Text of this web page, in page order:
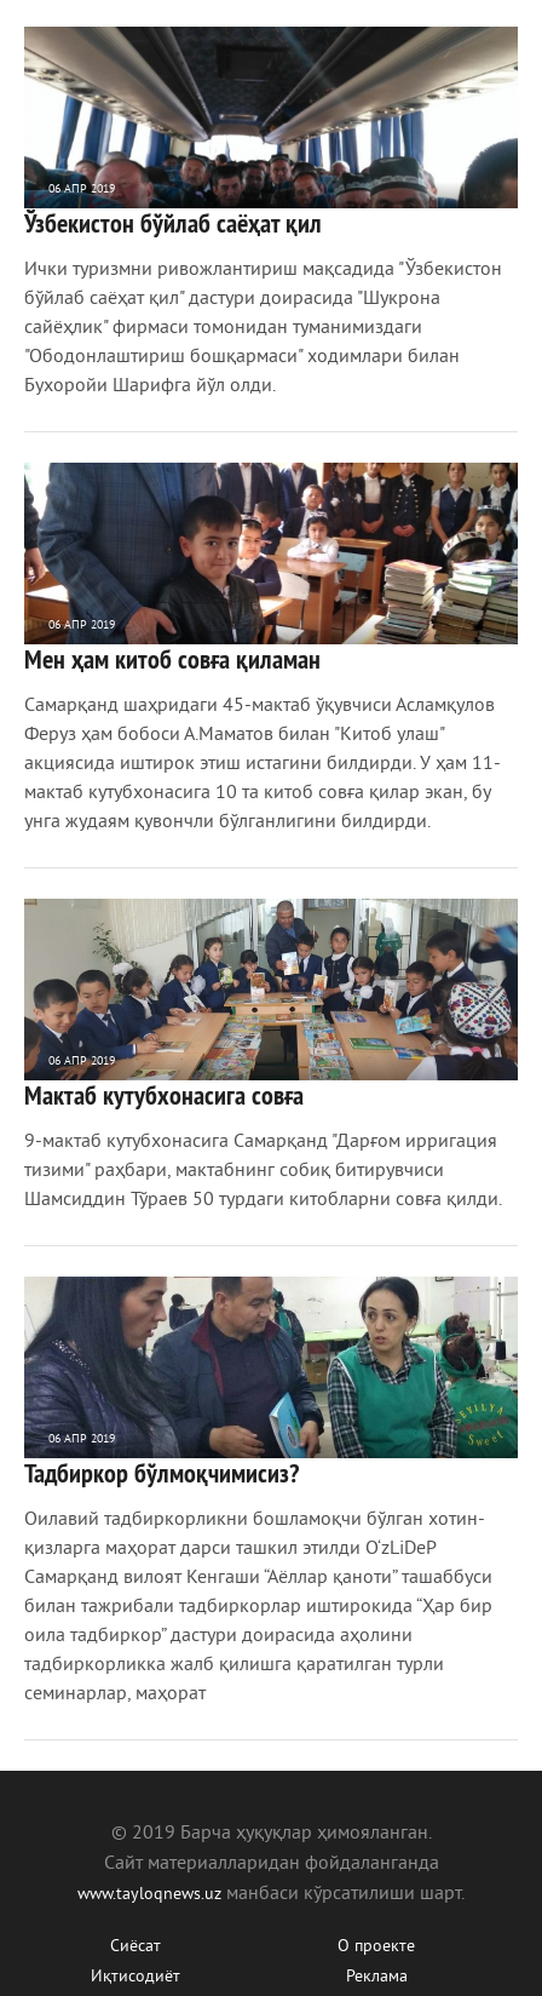
06 АПР 2019
1 365
Ўзбекистон бўйлаб саёҳат қил
Ички туризмни ривожлантириш мақсадида "Ўзбекистон
бўйлаб саёҳат қил" дастури доирасида "Шукрона
сайёҳлик" фирмаси томонидан туманимиздаги
"Ободонлаштириш бошқармаси" ходимлари билан
Бухоройи Шарифга йўл олди.
06 АПР 2019
1 306 0
Мен ҳам китоб совға қиламан
Самарқанд шаҳридаги 45-мактаб ўқувчиси Асламқулов
Феруз ҳам бобоси А.Маматов билан "Китоб улаш"
акциясида иштирок этиш истагини билдирди. У ҳам 11-
мактаб кутубхонасига 10 та китоб совға қилар экан, бу
унга жудаям қувончли бўлганлигини билдирди.
06 АПР 2019
1 166 0
Мактаб кутубхонасига совға
9-мактаб кутубхонасига Самарқанд "Дарғом ирригация
тизими" раҳбари, мактабнинг собиқ битирувчиси
Шамсиддин Тўраев 50 турдаги китобларни совға қилди.
06 АПР 2019
1 221 0
Тадбиркор бўлмоқчимисиз?
Оилавий тадбиркорликни бошламоқчи бўлган хотин-
қизларга маҳорат дарси ташкил этилди O‘zLiDeP
Самарқанд вилоят Кенгаши “Аёллар қаноти” ташаббуси
билан тажрибали тадбиркорлар иштирокида “Ҳар бир
оила тадбиркор” дастури доирасида аҳолини
тадбиркорликка жалб қилишга қаратилган турли
семинарлар, маҳорат
© 2019 Барча ҳуқуқлар ҳимояланган.
Сайт материалларидан фойдаланганда
www.tayloqnews.uz манбаcи кўрсатилиши шарт.
Сиёсат
Иқтисодиёт
О проекте
Реклама